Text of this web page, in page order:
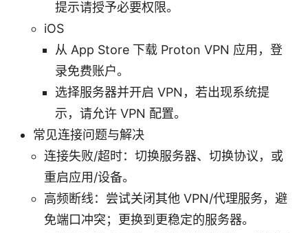
提示请授予必要权限。
iOS
从 App Store 下载 Proton VPN 应用，登
录免费账户。
选择服务器并开启 VPN，若出现系统提
示，请允许 VPN 配置。
常见连接问题与解决
连接失败/超时：切换服务器、切换协议，或
重启应用/设备。
高频断线：尝试关闭其他 VPN/代理服务，避
免端口冲突；更换到更稳定的服务器。